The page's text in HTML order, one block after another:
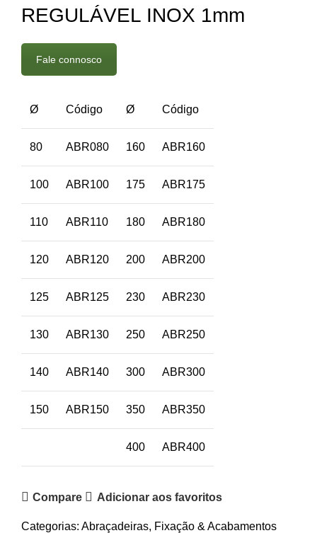
REGULÁVEL INOX 1mm
Fale connosco
Ø Código Ø Código
80 ABR080 160 ABR160
100 ABR100 175 ABR175
110 ABR110 180 ABR180
120 ABR120 200 ABR200
125 ABR125 230 ABR230
130 ABR130 250 ABR250
140 ABR140 300 ABR300
150 ABR150 350 ABR350
400 ABR400
Compare Adicionar aos favoritos
Categorias: Abraçadeiras, Fixação & Acabamentos